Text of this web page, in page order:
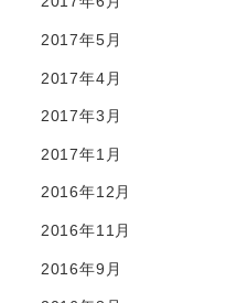
2017年5月
2017年4月
2017年3月
2017年1月
2016年12月
2016年11月
2016年9月